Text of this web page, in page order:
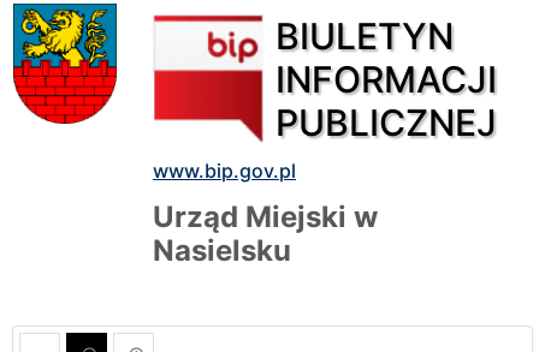
BIULETYN
INFORMACJI
PUBLICZNEJ
www.bip.gov.pl
Urząd Miejski w
Nasielsku